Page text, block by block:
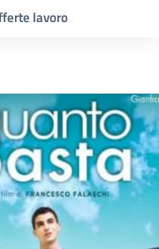
lavoro